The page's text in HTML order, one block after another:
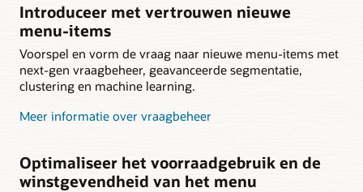
Introduceer met vertrouwen nieuwe
menu-items
Voorspel en vorm de vraag naar nieuwe menu-items met
next-gen vraagbeheer, geavanceerde segmentatie,
clustering en machine learning.
Meer informatie over vraagbeheer
Optimaliseer het voorraadgebruik en de
winstgevendheid van het menu